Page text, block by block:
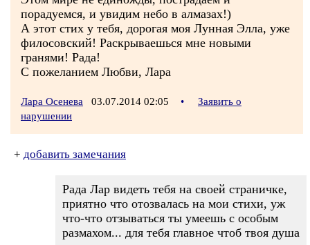
порадуемся, и увидим небо в алмазах!)
А этот стих у тебя, дорогая моя Лунная Элла, уже
филосовский! Раскрываешься мне новыми
гранями! Рада!
С пожеланием Любви, Лара
Лара Осенева 03.07.2014 02:05 •
Заявить о
нарушении
+ добавить замечания
Рада Лар видеть тебя на своей страничке,
приятно что отозвалась на мои стихи, уж
что-что отзываться ты умеешь с особым
размахом... для тебя главное чтоб твоя душа